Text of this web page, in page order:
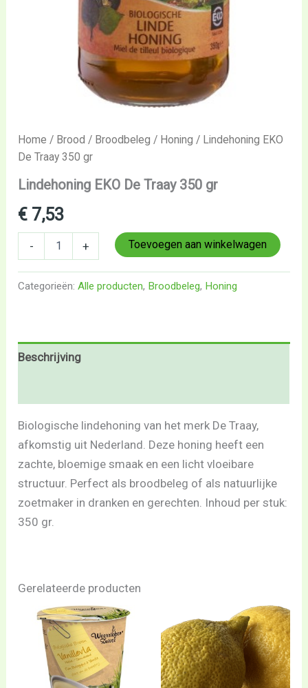
Home / Brood / Broodbeleg / Honing / Lindehoning EKO
De Traay 350 gr
Lindehoning EKO De Traay 350 gr
€ 7,53
- + Toevoegen aan winkelwagen
Categorieën:Alle producten, Broodbeleg, Honing
Beschrijving
Biologische lindehoning van het merk De Traay,
afkomstig uit Nederland. Deze honing heeft een
zachte, bloemige smaak en een licht vloeibare
structuur. Perfect als broodbeleg of als natuurlijke
zoetmaker in dranken en gerechten. Inhoud per stuk:
350 gr.
Gerelateerde producten